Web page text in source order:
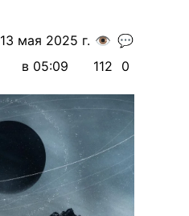
13 мая 2025 г.
в 05:09
👁️
112
💬
0